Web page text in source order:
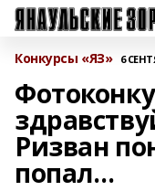
Конкурсы «ЯЗ» 6
Ризван
попал…